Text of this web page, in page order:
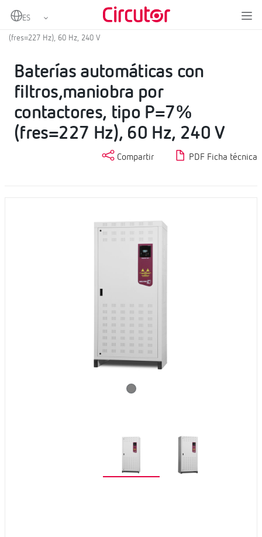
Home
Baterías de condensadores con filtros de rechazo
(fres=227 Hz), 60 Hz, 240 V
Baterías automáticas con
filtros,maniobra por
contactores, tipo P=7%
(fres=227 Hz), 60 Hz, 240 V
Compartir PDF Ficha técnica